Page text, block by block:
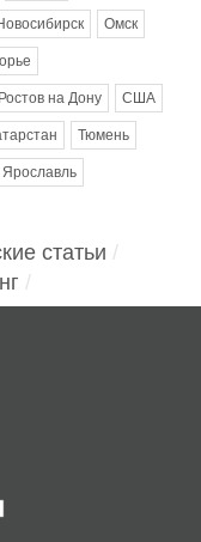
Омск
Ростов на Дону США
Тюмень
Ярославль
статьи